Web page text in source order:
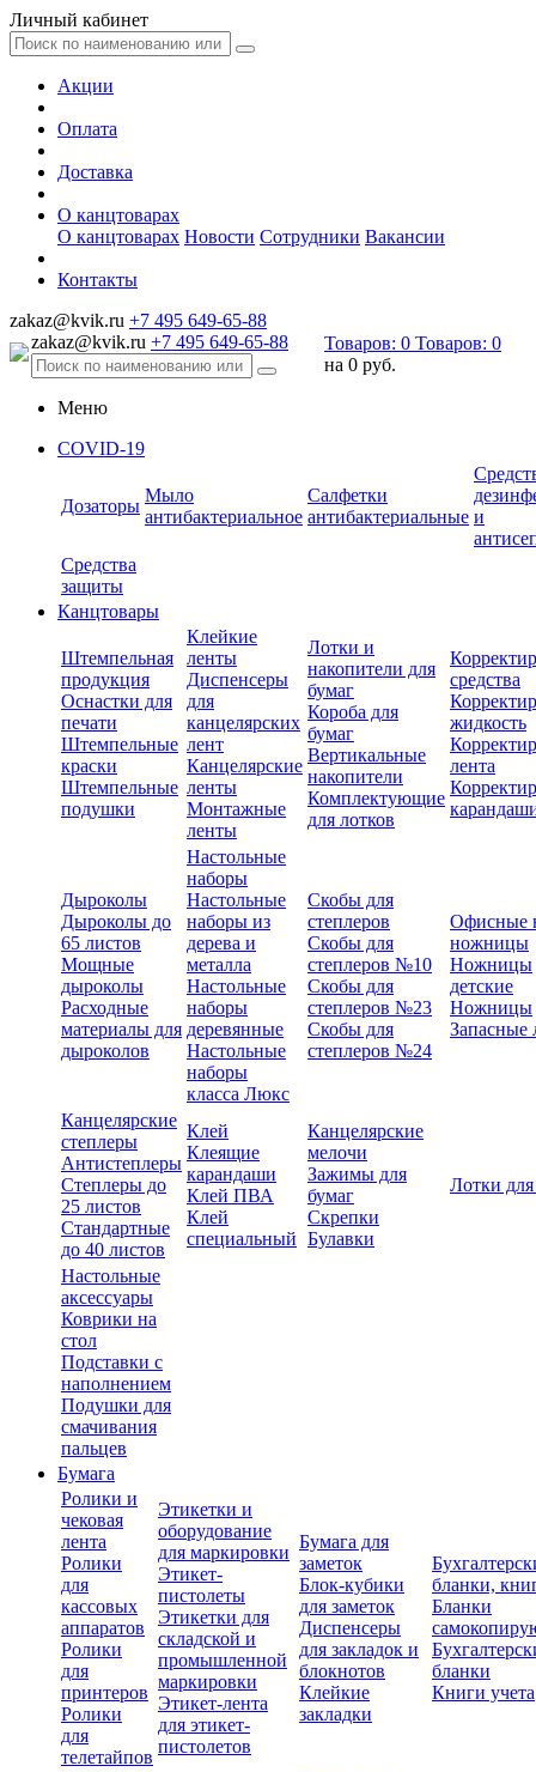
Личный кабинет
Акции
Оплата
Доставка
О канцтоварах
О канцтоварах Новости Сотрудники Вакансии
Контакты
zakaz@kvik.ru +7 495 649-65-88
zakaz@kvik.ru +7 495 649-65-88 Товаров: 0 Товаров: 0
на 0 руб.
Меню
COVID-19
Дозаторы
Мыло
антибактериальное
Салфетки
антибактериальные и
Средства
защиты
Канцтовары
Штемпельная
продукция
Оснастки для
печати
Штемпельные
краски
Штемпельные
подушки
Клейкие
ленты
Диспенсеры
для
канцелярских
лент
Канцелярские
ленты
Монтажные
ленты
Лотки и
накопители для
бумаг
Короба для
бумаг
Вертикальные
накопители
Комплектующие
для лотков
средства
жидкость
лента
Дыроколы
Дыроколы до
65 листов
Мощные
дыроколы
Расходные
материалы для
дыроколов
Настольные
наборы
Настольные
наборы из
дерева и
металла
Настольные
наборы
деревянные
Настольные
наборы
класса Люкс
Скобы для
степлеров
Скобы для
степлеров №10
Скобы для
степлеров №23
Скобы для
степлеров №24
Офисные
ножницы
Ножницы
детские
Ножницы
Запасные
Канцелярские
степлеры
Антистеплеры
Степлеры до
25 листов
Стандартные
до 40 листов
Клей
Клеящие
карандаши
Клей ПВА
Клей
специальный
Канцелярские
мелочи
Зажимы для
бумаг
Скрепки
Булавки
Лотки
Настольные
аксессуары
Коврики на
стол
Подставки с
наполнением
Подушки для
смачивания
пальцев
Бумага
Ролики и
чековая
лента
Ролики
для
кассовых
аппаратов
Ролики
для
принтеров
Ролики
для
телетайпов
Этикетки и
оборудование
для маркировки
Этикет-
пистолеты
Этикетки для
складской и
промышленной
маркировки
Этикет-лента
для этикет-
пистолетов
Бумага для
заметок
Блок-кубики
для заметок
Диспенсеры
для закладок и
блокнотов
Клейкие
закладки
бланки,
Бланки
бланки
Книги учета